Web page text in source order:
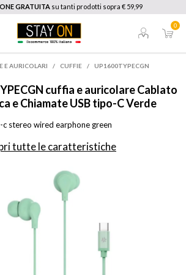
GRATUITA su tanti prodotti sopra € 59,99
0
E AURICOLARI / CUFFIE / UP1600TYPECGN
cuffia e auricolare Cablato
e Chiamate USB tipo-C Verde
c stereo wired earphone green
tutte le caratteristiche